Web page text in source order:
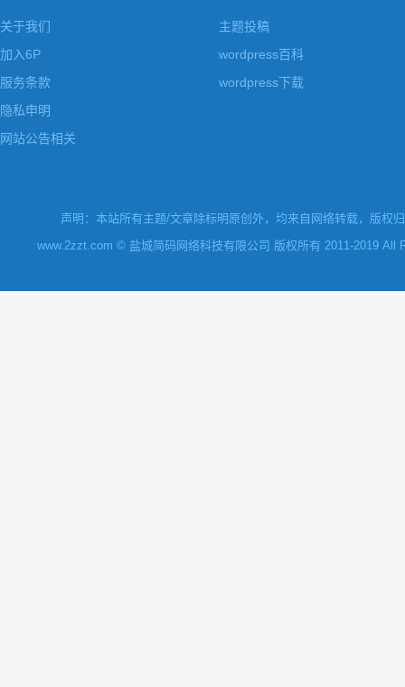
关于我们
加入6P
服务条款
隐私申明
网站公告相关
主题投稿
wordpress百科
wordpress下载
声明：本站所有主题/文章除标明原创外，均来自网络转载，版权
www.2zzt.com © 盐城简码网络科技有限公司 版权所有 2011-2019